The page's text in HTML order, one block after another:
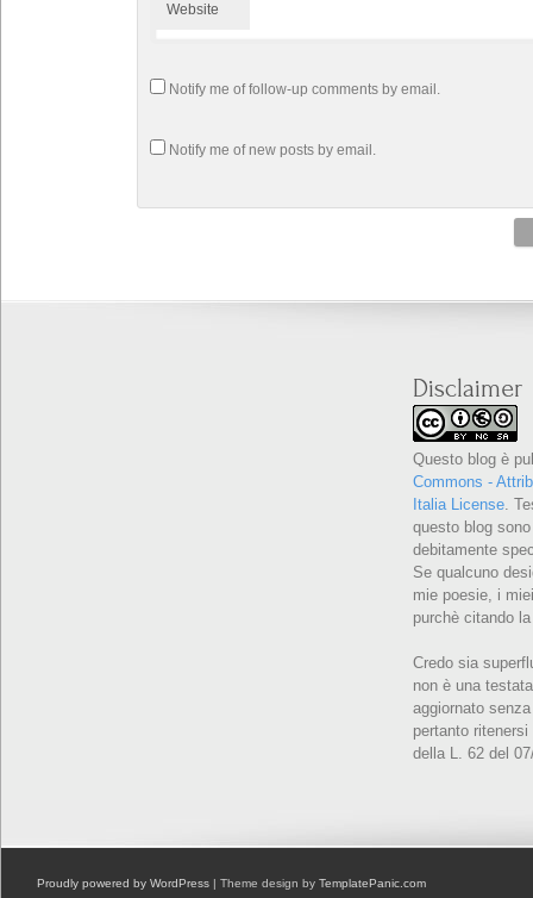
Website
Notify me of follow-up comments by email.
Notify me of new posts by email.
Disclaimer
Questo blog è
Commons -
Italia License.
questo blog
debitamente
Se qualcuno
mie poesie, i
purchè citando
Credo sia
non è una
aggiornato
pertanto
della L. 62 del
Proudly powered by WordPress | Theme design by TemplatePanic.com